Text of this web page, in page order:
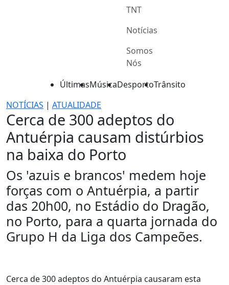
TNT
Notícias
Somos
Nós
ÚltimasMúsicaDesportoTrânsito
NOTÍCIAS | ATUALIDADE
Cerca de 300 adeptos do
Antuérpia causam distúrbios
na baixa do Porto
Os 'azuis e brancos' medem hoje
forças com o Antuérpia, a partir
das 20h00, no Estádio do Dragão,
no Porto, para a quarta jornada do
Grupo H da Liga dos Campeões.
Cerca de 300 adeptos do Antuérpia causaram esta